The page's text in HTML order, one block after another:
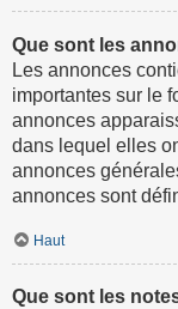
Que sont les
Les annonces
importantes sur le
annonces
dans lequel elles
annonces
annonces sont
Haut
Que sont les